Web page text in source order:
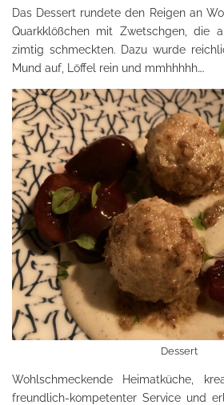
Das Dessert rundete den Reigen an
Quarkklößchen mit Zwetschgen, die
zimtig schmeckten. Dazu wurde
Mund auf, Löffel rein und mmhhhhh….
Dessert
Wohlschmeckende Heimatküche,
freundlich-kompetenter Service und